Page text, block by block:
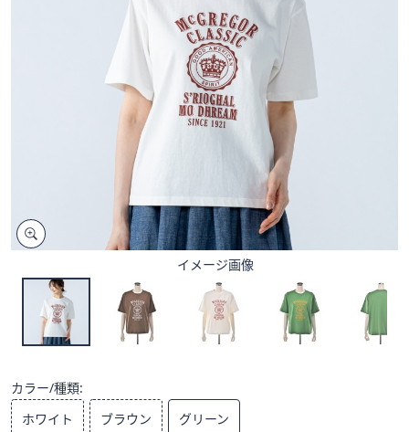
イ
ス
イ
プ
イメージ画像
カラー/種類:
ホワイト
ブラウン グリーン